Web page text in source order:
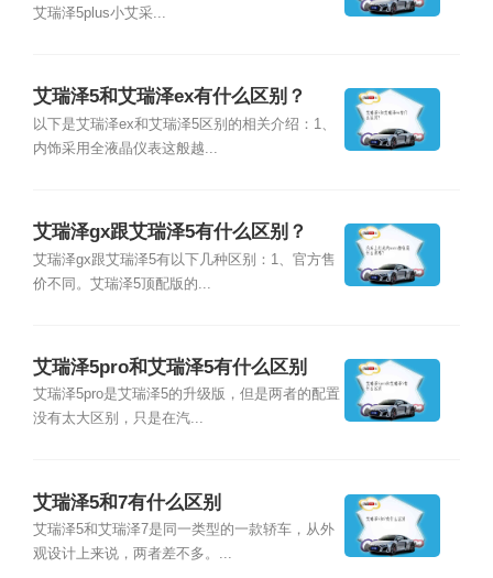
艾瑞泽5plus小艾采...
艾瑞泽5和艾瑞泽ex有什么区别？
以下是艾瑞泽ex和艾瑞泽5区别的相关介绍：1、
内饰采用全液晶仪表这般越...
艾瑞泽gx跟艾瑞泽5有什么区别？
艾瑞泽gx跟艾瑞泽5有以下几种区别：1、官方售
价不同。艾瑞泽5顶配版的...
艾瑞泽5pro和艾瑞泽5有什么区别
艾瑞泽5pro是艾瑞泽5的升级版，但是两者的配置
没有太大区别，只是在汽...
艾瑞泽5和7有什么区别
艾瑞泽5和艾瑞泽7是同一类型的一款轿车，从外
观设计上来说，两者差不多。...